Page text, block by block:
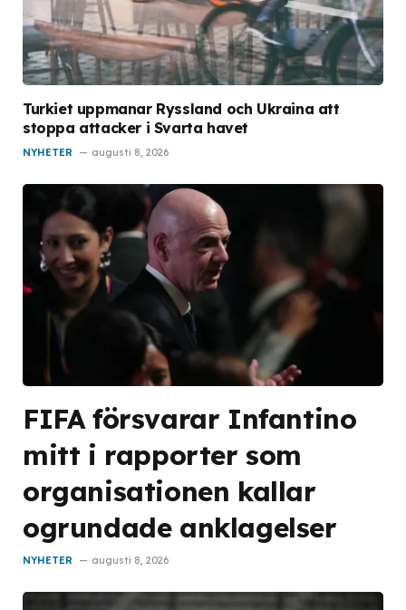
Turkiet uppmanar Ryssland och Ukraina att
stoppa attacker i Svarta havet
NYHETER augusti 8, 2026
FIFA försvarar Infantino
mitt i rapporter som
organisationen kallar
ogrundade anklagelser
NYHETER augusti 8, 2026